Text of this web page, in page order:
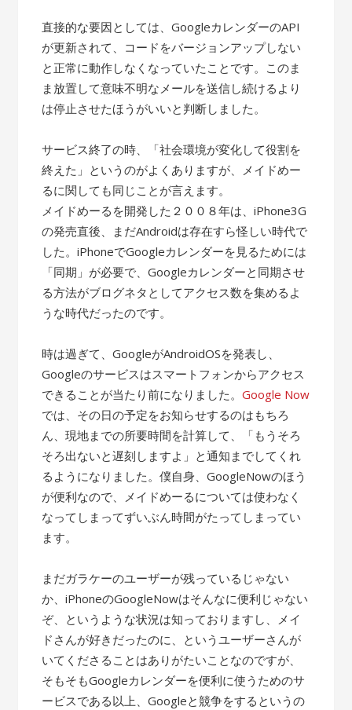
直接的な要因としては、GoogleカレンダーのAPI
が更新されて、コードをバージョンアップしない
と正常に動作しなくなっていたことです。このま
ま放置して意味不明なメールを送信し続けるより
は停止させたほうがいいと判断しました。
サービス終了の時、「社会環境が変化して役割を
終えた」というのがよくありますが、メイドめー
るに関しても同じことが言えます。
メイドめーるを開発した２００８年は、iPhone3G
の発売直後、まだAndroidは存在すら怪しい時代で
した。iPhoneでGoogleカレンダーを見るためには
「同期」が必要で、Googleカレンダーと同期させ
る方法がブログネタとしてアクセス数を集めるよ
うな時代だったのです。
時は過ぎて、GoogleがAndroidOSを発表し、
Googleのサービスはスマートフォンからアクセス
できることが当たり前になりました。Google Now
では、その日の予定をお知らせするのはもちろ
ん、現地までの所要時間を計算して、「もうそろ
そろ出ないと遅刻しますよ」と通知までしてくれ
るようになりました。僕自身、GoogleNowのほう
が便利なので、メイドめーるについては使わなく
なってしまってずいぶん時間がたってしまってい
ます。
まだガラケーのユーザーが残っているじゃない
か、iPhoneのGoogleNowはそんなに便利じゃない
ぞ、というような状況は知っておりますし、メイ
ドさんが好きだったのに、というユーザーさんが
いてくださることはありがたいことなのですが、
そもそもGoogleカレンダーを便利に使うためのサ
ービスである以上、Googleと競争をするというの